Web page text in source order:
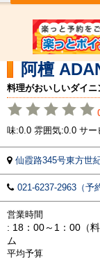
阿檀
料理がおいしいダイ
味:0.0 雰囲気:0.0 サ
仙霞路345号東方世
021-6237-2963（予
営業時間
: 18：00～1：00（
ム
平均予算